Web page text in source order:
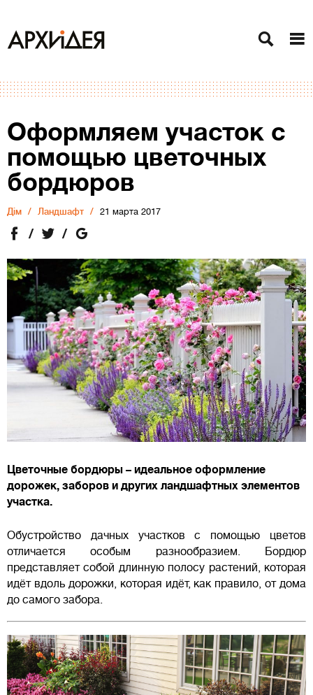
Оформляем участок с
помощью цветочных
бордюров
Дiм Ландшафт 21 марта 2017
Цветочные бордюры – идеальное оформление
дорожек, заборов и других ландшафтных элементов
участка.
Обустройство дачных участков с помощью цветов
отличается особым разнообразием. Бордюр
представляет собой длинную полосу растений, которая
идёт вдоль дорожки, которая идёт, как правило, от дома
до самого забора.